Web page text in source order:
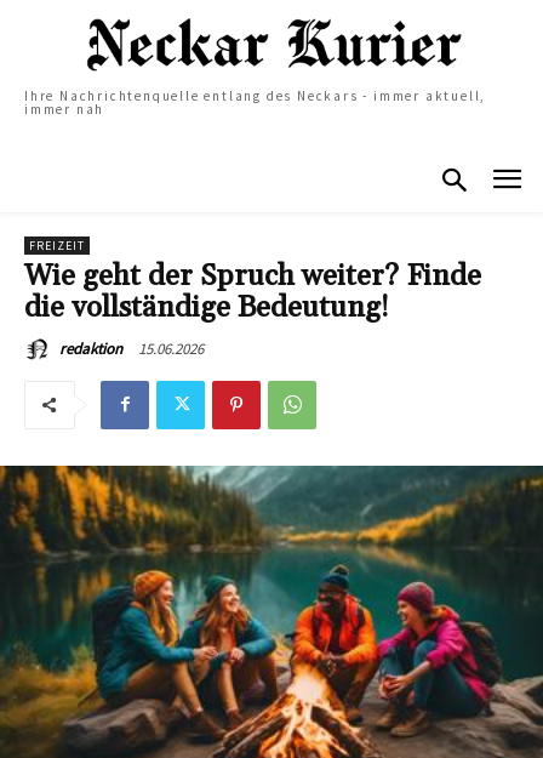
Ihre Nachrichtenquelle entlang des Neckars - immer aktuell,
immer nah
FREIZEIT
Wie geht der Spruch weiter? Finde
die vollständige Bedeutung!
redaktion 15.06.2026